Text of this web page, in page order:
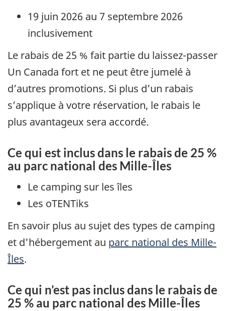
19 juin 2026 au 7 septembre 2026
inclusivement
Le rabais de 25 % fait partie du laissez-passer
Un Canada fort et ne peut être jumelé à
d’autres promotions. Si plus d’un rabais
s’applique à votre réservation, le rabais le
plus avantageux sera accordé.
Ce qui est inclus dans le rabais de 25 %
au parc national des Mille-Îles
Le camping sur les îles
Les oTENTiks
En savoir plus au sujet des types de camping
et d'hébergement au parc national des Mille-
Îles.
Ce qui n’est pas inclus dans le rabais de
25 % au parc national des Mille-Îles